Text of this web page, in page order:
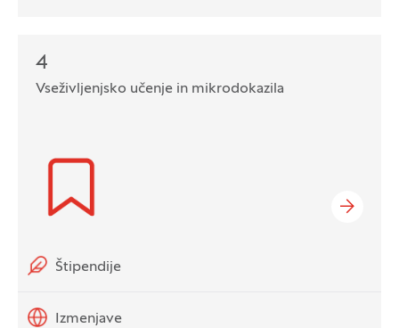
4
Vseživljenjsko učenje in mikrodokazila
Hitre povezave
Štipendije
Izmenjave